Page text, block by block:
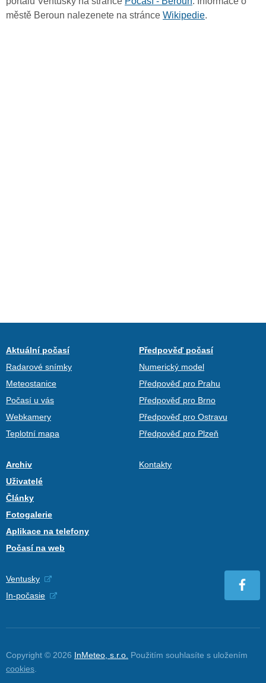
městě Beroun nalezenete na stránce Wikipedie.
Aktuální počasí
Radarové snímky
Meteostanice
Počasí u vás
Webkamery
Teplotní mapa
Předpověď počasí
Numerický model
Předpověď pro Prahu
Předpověď pro Brno
Předpověď pro Ostravu
Předpověď pro Plzeň
Archiv
Uživatelé
Články
Fotogalerie
Aplikace na telefony
Počasí na web
Kontakty
Ventusky
In-počasie
Copyright © 2026 InMeteo, s.r.o. Použitím souhlasíte s uložením
cookies